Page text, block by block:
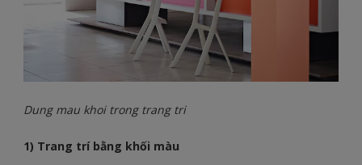
Dung mau khoi trong trang tri
1) Trang trí bằng khối màu